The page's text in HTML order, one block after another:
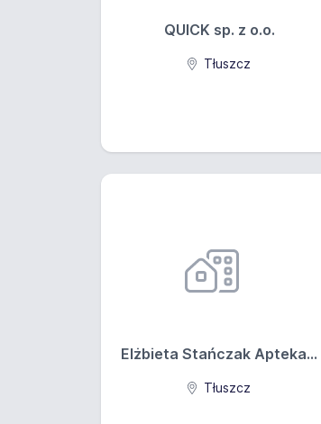
QUICK sp. z o.o.
Tłuszcz
Elżbieta Stańczak Apteka...
Tłuszcz